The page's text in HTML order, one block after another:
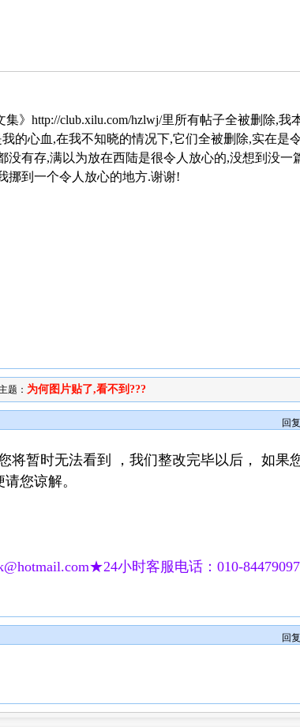
》http://club.xilu.com/hzlwj/里所有帖子全被删除,我
的心血,在我不知晓的情况下,它们全被删除,实在是
有存,满以为放在西陆是很令人放心的,没想到没一
挪到一个令人放心的地方.谢谢!
题： 为何图片贴了,看不到???
回复
将暂时无法看到 ，我们整改完毕以后， 如果
您谅解。
小时客服电话：010-
回复